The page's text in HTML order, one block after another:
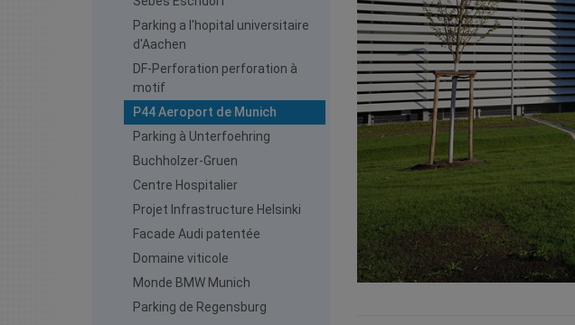
Parking a l'hopital universitaire
d'Aachen
DF-Perforation perforation à
motif
P44 Aeroport de Munich
Parking à Unterfoehring
Buchholzer-Gruen
Centre Hospitalier
Projet Infrastructure Helsinki
Facade Audi patentée
Domaine viticole
Monde BMW Munich
Parking de Regensburg